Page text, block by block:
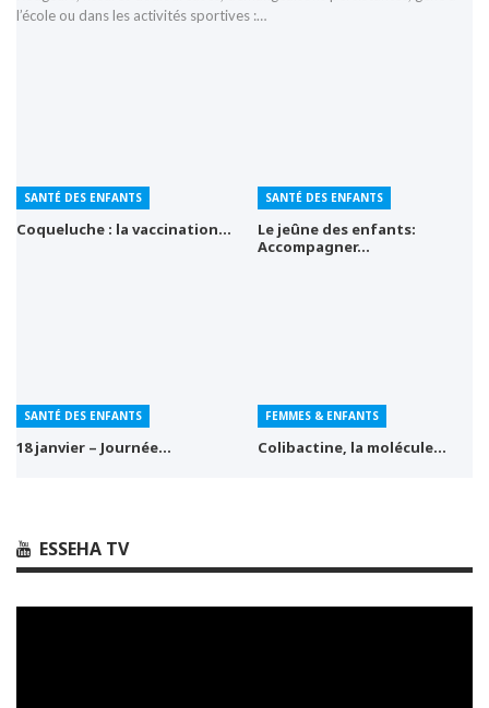
l’école ou dans les activités sportives :…
SANTÉ DES ENFANTS
Coqueluche : la vaccination…
SANTÉ DES ENFANTS
Le jeûne des enfants:
Accompagner…
SANTÉ DES ENFANTS
18 janvier – Journée…
FEMMES & ENFANTS
Colibactine, la molécule…
ESSEHA TV